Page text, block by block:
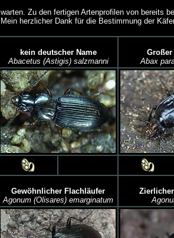
warten. Zu den fertigen Artenprofilen von bereits
Mein herzlicher Dank für die Bestimmung der
kein deutscher Name
Abacetus (Astigis) salzmanni
Großer
Abax
Gewöhnlicher Flachläufer
Agonum (Olisares) emarginatum